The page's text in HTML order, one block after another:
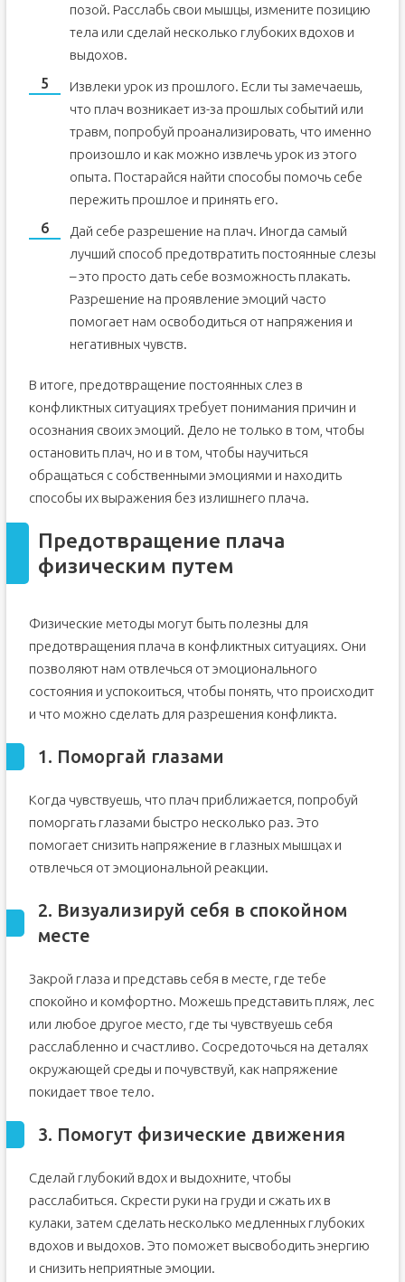
позой. Расслабь свои мышцы, измените позицию
тела или сделай несколько глубоких вдохов и
выдохов.
Извлеки урок из прошлого. Если ты замечаешь,
что плач возникает из-за прошлых событий или
травм, попробуй проанализировать, что именно
произошло и как можно извлечь урок из этого
опыта. Постарайся найти способы помочь себе
пережить прошлое и принять его.
Дай себе разрешение на плач. Иногда самый
лучший способ предотвратить постоянные слезы
– это просто дать себе возможность плакать.
Разрешение на проявление эмоций часто
помогает нам освободиться от напряжения и
негативных чувств.
В итоге, предотвращение постоянных слез в
конфликтных ситуациях требует понимания причин и
осознания своих эмоций. Дело не только в том, чтобы
остановить плач, но и в том, чтобы научиться
обращаться с собственными эмоциями и находить
способы их выражения без излишнего плача.
Предотвращение плача
физическим путем
Физические методы могут быть полезны для
предотвращения плача в конфликтных ситуациях. Они
позволяют нам отвлечься от эмоционального
состояния и успокоиться, чтобы понять, что происходит
и что можно сделать для разрешения конфликта.
1. Поморгай глазами
Когда чувствуешь, что плач приближается, попробуй
поморгать глазами быстро несколько раз. Это
помогает снизить напряжение в глазных мышцах и
отвлечься от эмоциональной реакции.
2. Визуализируй себя в спокойном
месте
Закрой глаза и представь себя в месте, где тебе
спокойно и комфортно. Можешь представить пляж, лес
или любое другое место, где ты чувствуешь себя
расслабленно и счастливо. Сосредоточься на деталях
окружающей среды и почувствуй, как напряжение
покидает твое тело.
3. Помогут физические движения
Сделай глубокий вдох и выдохните, чтобы
расслабиться. Скрести руки на груди и сжать их в
кулаки, затем сделать несколько медленных глубоких
вдохов и выдохов. Это поможет высвободить энергию
и снизить неприятные эмоции.